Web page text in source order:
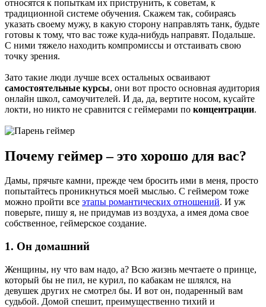
относятся к попыткам их приструнить, к советам, к
традиционной системе обучения. Скажем так, собираясь
указать своему мужу, в какую сторону направлять танк, будьте
готовы к тому, что вас тоже куда-нибудь направят. Подальше.
С ними тяжело находить компромиссы и отстаивать свою
точку зрения.
Зато такие люди лучше всех остальных осваивают
самостоятельные курсы, они вот просто основная аудитория
онлайн школ, самоучителей. И да, да, вертите носом, кусайте
локти, но никто не сравнится с геймерами по концентрации.
Почему геймер – это хорошо для вас?
Дамы, прячьте камни, прежде чем бросить ими в меня, просто
попытайтесь проникнуться моей мыслью. С геймером тоже
можно пройти все этапы романтических отношений. И уж
поверьте, пишу я, не придумав из воздуха, а имея дома свое
собственное, геймерское создание.
1. Он домашний
Женщины, ну что вам надо, а? Всю жизнь мечтаете о принце,
который бы не пил, не курил, по кабакам не шлялся, на
девушек других не смотрел бы. И вот он, подаренный вам
судьбой. Домой спешит, преимущественно тихий и